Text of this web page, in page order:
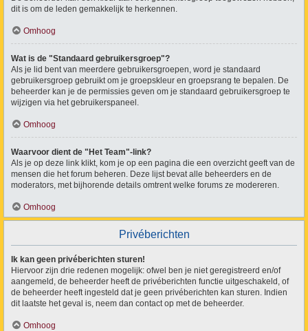
dit is om de leden gemakkelijk te herkennen.
Omhoog
Wat is de "Standaard gebruikersgroep"?
Als je lid bent van meerdere gebruikersgroepen, word je standaard
gebruikersgroep gebruikt om je groepskleur en groepsrang te bepalen. De
beheerder kan je de permissies geven om je standaard gebruikersgroep te
wijzigen via het gebruikerspaneel.
Omhoog
Waarvoor dient de "Het Team"-link?
Als je op deze link klikt, kom je op een pagina die een overzicht geeft van de
mensen die het forum beheren. Deze lijst bevat alle beheerders en de
moderators, met bijhorende details omtrent welke forums ze modereren.
Omhoog
Privéberichten
Ik kan geen privéberichten sturen!
Hiervoor zijn drie redenen mogelijk: ofwel ben je niet geregistreerd en/of
aangemeld, de beheerder heeft de privéberichten functie uitgeschakeld, of
de beheerder heeft ingesteld dat je geen privéberichten kan sturen. Indien
dit laatste het geval is, neem dan contact op met de beheerder.
Omhoog